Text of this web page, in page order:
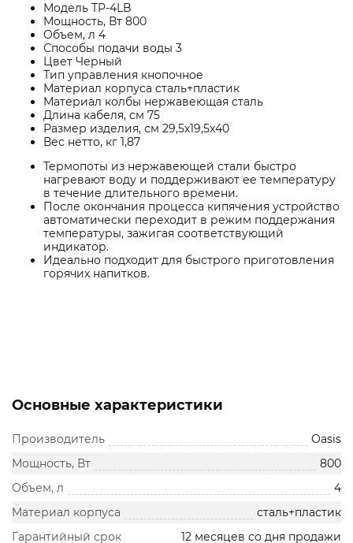
Модель TP-4LB
Мощность, Вт 800
Объем, л 4
Способы подачи воды 3
Цвет Черный
Тип управления кнопочное
Материал корпуса сталь+пластик
Материал колбы нержавеющая сталь
Длина кабеля, см 75
Размер изделия, см 29,5х19,5х40
Вес нетто, кг 1,87
Термопоты из нержавеющей стали быстро
нагревают воду и поддерживают ее температуру
в течение длительного времени.
После окончания процесса кипячения устройство
автоматически переходит в режим поддержания
температуры, зажигая соответствующий
индикатор.
Идеально подходит для быстрого приготовления
горячих напитков.
Основные характеристики
Производитель
Oasis
Мощность, Вт
800
Объем, л
4
Материал корпуса
сталь+пластик
Гарантийный срок
12 месяцев со дня продажи